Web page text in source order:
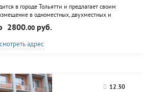
в городе Тольятти и предлагает своим
в одноместных, двухместных и
типа люкс. В свободное время постояльцы
банным комплексом с бассейном, баром.
2800.00 руб.
адрес
12.30